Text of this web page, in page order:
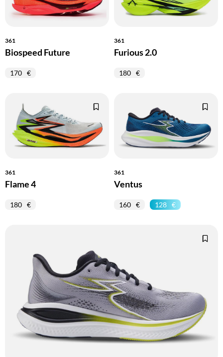
361
Biospeed Future
170
361
Furious 2.0
180
361
Flame 4
180
361
Ventus
160 128